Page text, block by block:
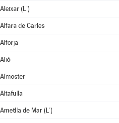
Aleixar (L')
Alfara de Carles
Alforja
Alió
Almoster
Altafulla
Ametlla de Mar (L')